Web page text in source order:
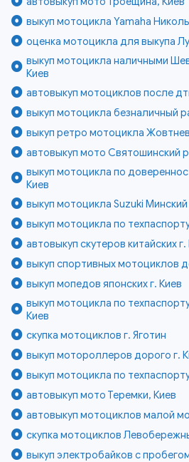
выкуп мотоцикла Yamaha
оценка мотоцикла для выкупа
выкуп мотоцикла наличными
Киев
автовыкуп мотоциклов после
выкуп мотоцикла безналичный
выкуп ретро мотоцикла
автовыкуп мото Святошинский
выкуп мотоцикла по
Киев
выкуп мотоцикла Suzuki
выкуп мотоцикла по
автовыкуп скутеров китайских г.
выкуп спортивных мотоциклов
выкуп мопедов японских г. Киев
выкуп мотоцикла по
Киев
скупка мотоциклов г. Яготин
выкуп мотороллеров дорого г.
выкуп мотоцикла по
автовыкуп мото Теремки, Киев
автовыкуп мотоциклов малой
скупка мотоциклов
выкуп электробайков с